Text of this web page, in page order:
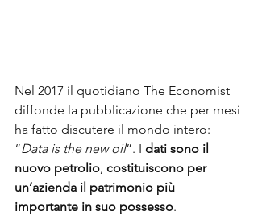
Nel 2017 il quotidiano The Economist
diffonde la pubblicazione che per mesi
ha fatto discutere il mondo intero:
“Data is the new oil”. I dati sono il
nuovo petrolio, costituiscono per
un’azienda il patrimonio più
importante in suo possesso.